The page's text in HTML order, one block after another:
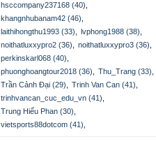
hsccompany237168 (40)
khangnhubanam42 (46)
laithihongthu1993 (33)
lvphong1988 (38)
noithatluxxypro2 (36)
noithatluxxypro3 (36)
perkinskarl068 (40)
phuonghoangtour2018 (36)
Thu_Trang (33)
Trần Cảnh Đại (29)
Trinh Van Can (41)
trinhvancan_cuc_edu_vn (41)
Trung Hiếu Phan (30)
vietsports88dotcom (41)